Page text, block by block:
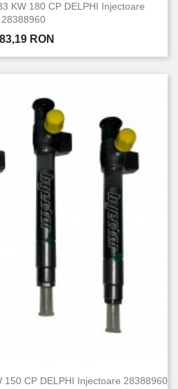
KW 180 CP DELPHI Injectoare
28388960
RON
150 CP DELPHI Injectoare 28388960